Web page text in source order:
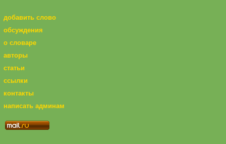
добавить слово
обсуждения
о словаре
авторы
статьи
ссылки
контакты
написать админам